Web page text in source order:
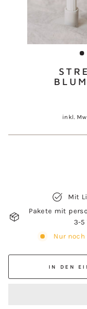
inkl.
Mit
Pakete mit
3-5
Nur noch
IN DEN